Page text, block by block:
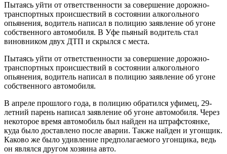
Пытаясь уйти от ответственности за совершение дорожно-
транспортных происшествий в состоянии алкогольного
опьянения, водитель написал в полицию заявление об угоне
собственного автомобиля. В Уфе пьяный водитель стал
виновником двух ДТП и скрылся с места.
Пытаясь уйти от ответственности за совершение дорожно-
транспортных происшествий в состоянии алкогольного
опьянения, водитель написал в полицию заявление об угоне
собственного автомобиля.
В апреле прошлого года, в полицию обратился уфимец, 29-
летний парень написал заявление об угоне автомобиля. Через
некоторое время автомобиль был найден на штрафстоянке,
куда было доставлено после аварии. Также найден и угонщик.
Каково же было удивление предполагаемого угонщика, ведь
он являлся другом хозяина авто.